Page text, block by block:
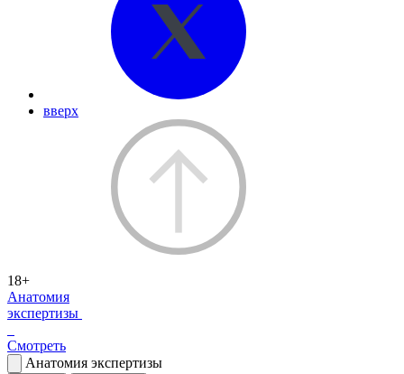
вверх
18+
Анатомия
экспертизы
Смотреть
Анатомия экспертизы